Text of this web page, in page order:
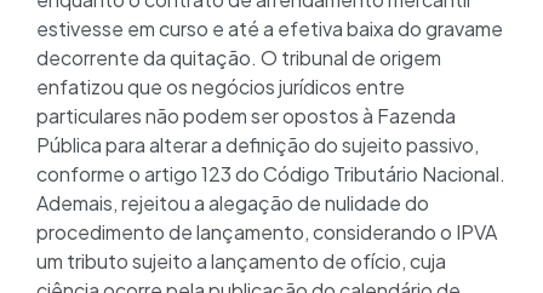
estivesse em curso e até a efetiva baixa do gravame
decorrente da quitação. O tribunal de origem
enfatizou que os negócios jurídicos entre
particulares não podem ser opostos à Fazenda
Pública para alterar a definição do sujeito passivo,
conforme o artigo 123 do Código Tributário Nacional.
Ademais, rejeitou a alegação de nulidade do
procedimento de lançamento, considerando o IPVA
um tributo sujeito a lançamento de ofício, cuja